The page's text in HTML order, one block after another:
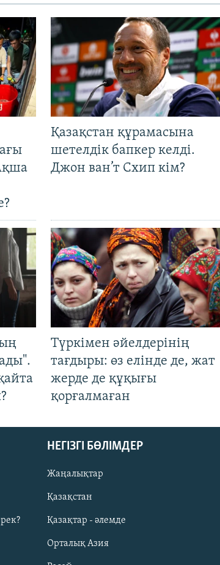
Қазақстан құрамасына
шетелдік бапкер келді.
Джон ван’т Схип кім?
Түркімен әйелдерінің
тағдыры: өз елінде де, жат
жерде де құқығы
қорғалмаған
НЕГІЗГІ БӨЛІМДЕР
Жаңалықтар
Қазақстан
Қазақтар - әлемде
Орталық Азия